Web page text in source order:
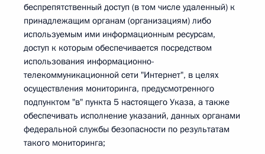
беспрепятственный доступ (в том числе удаленный) к
принадлежащим органам (организациям) либо
используемым ими информационным ресурсам,
доступ к которым обеспечивается посредством
использования информационно-
телекоммуникационной сети "Интернет", в целях
осуществления мониторинга, предусмотренного
подпунктом "в" пункта 5 настоящего Указа, а также
обеспечивать исполнение указаний, данных органами
федеральной службы безопасности по результатам
такого мониторинга;